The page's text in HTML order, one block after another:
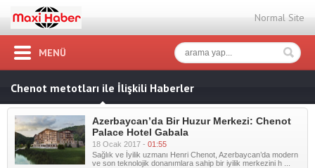
Normal Site
MENÜ
Chenot metotları ile İlişkili Haberler
Azerbaycan’da Bir Huzur Merkezi: Chenot
Palace Hotel Gabala
18 Ocak 2017 - 01:55
Sağlık ve İyilik uzmanı Henri Chenot, Azerbaycan’da modern
ve son teknolojik donanımlara sahip bir iyilik merkezini h ...